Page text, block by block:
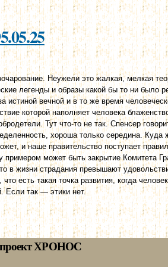
Неужели это жалкая, мелкая
легенды и образы какой бы то ни было
вечной и в то же время
которой наполняет человека
Тут что-то не так. Спенсер
хороша только середина. Куда
и наше правительство поступает
может быть закрытие Комитета
в жизни страдания превышают
есть такая точка развития, когда
Если так — этики нет.
проект ХРОНОС